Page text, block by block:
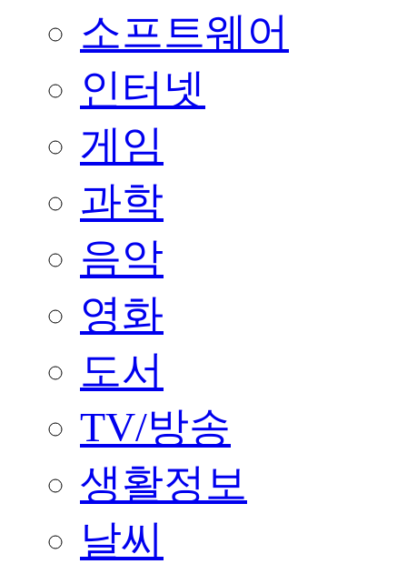
소프트웨어
인터넷
게임
과학
음악
영화
도서
TV/방송
생활정보
날씨